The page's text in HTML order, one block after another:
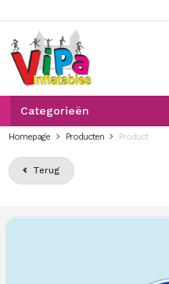
Categorieën
Homepage Producten Product
Terug